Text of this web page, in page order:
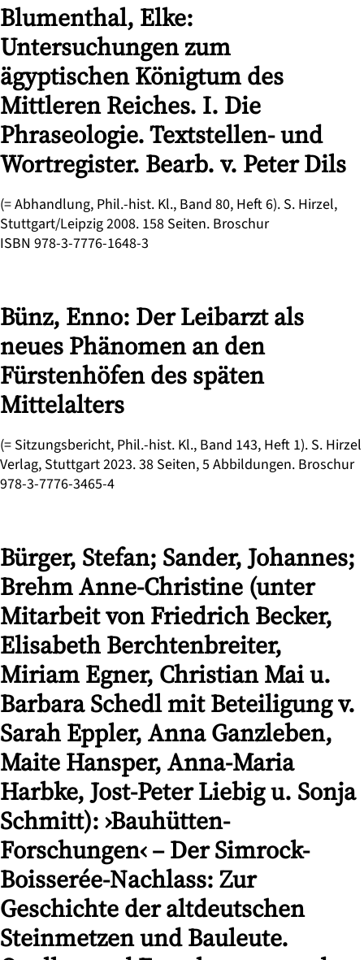
Blumenthal, Elke:
Untersuchungen zum
ägyptischen Königtum des
Mittleren Reiches. I. Die
Phraseologie. Textstellen- und
Wortregister. Bearb. v. Peter Dils
(= Abhandlung, Phil.-hist. Kl., Band 80, Heft 6). S. Hirzel,
Stuttgart/Leipzig 2008. 158 Seiten. Broschur
ISBN 978-3-7776-1648-3
Bünz, Enno: Der Leibarzt als
neues Phänomen an den
Fürstenhöfen des späten
Mittelalters
(= Sitzungsbericht, Phil.-hist. Kl., Band 143, Heft 1). S. Hirzel
Verlag, Stuttgart 2023. 38 Seiten, 5 Abbildungen. Broschur
978-3-7776-3465-4
Bürger, Stefan; Sander, Johannes;
Brehm Anne-Christine (unter
Mitarbeit von Friedrich Becker,
Elisabeth Berchtenbreiter,
Miriam Egner, Christian Mai u.
Barbara Schedl mit Beteiligung v.
Sarah Eppler, Anna Ganzleben,
Maite Hansper, Anna-Maria
Harbke, Jost-Peter Liebig u. Sonja
Schmitt): ›Bauhütten-
Forschungen‹ – Der Simrock-
Boisserée-Nachlass: Zur
Geschichte der altdeutschen
Steinmetzen und Bauleute.